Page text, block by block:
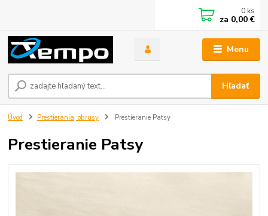
Menu
Hľadať
0 ks
za 0,00 €
Úvod Prestierania, obrusy Prestieranie Patsy
Prestieranie Patsy